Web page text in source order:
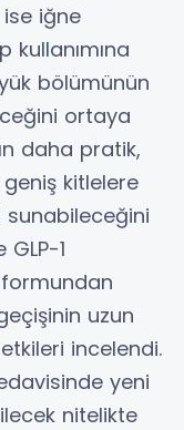
ise iğne
bölümünün
ortaya
daha pratik,
kitlelere
1
formundan
uzun
incelendi.
yeni
nitelikte